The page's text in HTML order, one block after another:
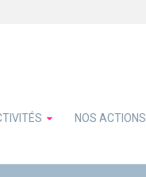
NOS ACTIONS